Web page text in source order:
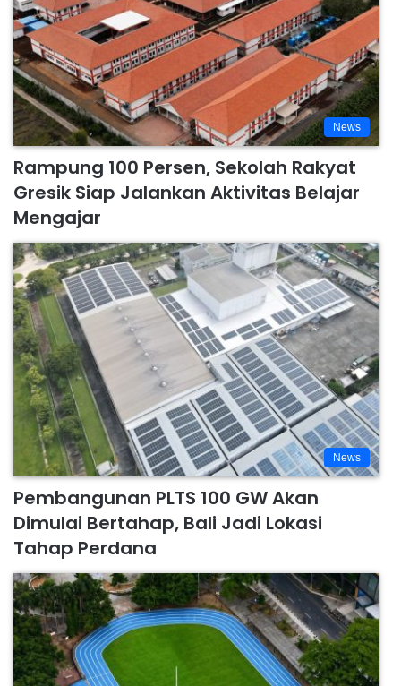
News
Rampung 100 Persen, Sekolah Rakyat
Gresik Siap Jalankan Aktivitas Belajar
Mengajar
News
Pembangunan PLTS 100 GW Akan
Dimulai Bertahap, Bali Jadi Lokasi
Tahap Perdana